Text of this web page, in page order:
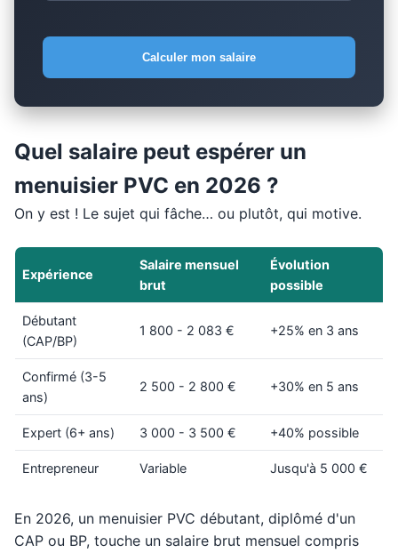
Calculer mon salaire
Quel salaire peut espérer un
menuisier PVC en 2026 ?
On y est ! Le sujet qui fâche… ou plutôt, qui motive.
Expérience
Salaire mensuel
brut
Évolution
possible
Débutant
(CAP/BP)
1 800 - 2 083 € +25% en 3 ans
Confirmé (3-5
ans)
2 500 - 2 800 € +30% en 5 ans
Expert (6+ ans) 3 000 - 3 500 € +40% possible
Entrepreneur Variable Jusqu'à 5 000 €
En 2026, un menuisier PVC débutant, diplômé d'un
CAP ou BP, touche un salaire brut mensuel compris